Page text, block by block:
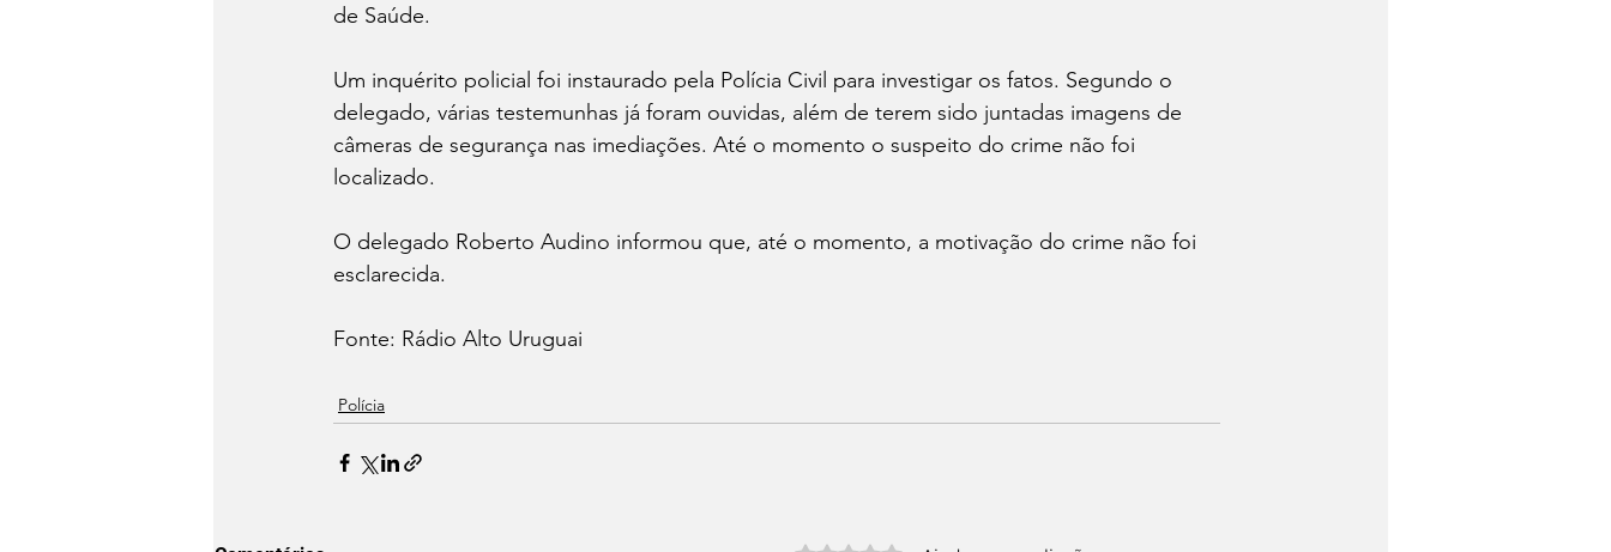
de Saúde.
Um inquérito policial foi instaurado pela Polícia Civil para investigar os fatos. Segundo o
delegado, várias testemunhas já foram ouvidas, além de terem sido juntadas imagens de
câmeras de segurança nas imediações. Até o momento o suspeito do crime não foi
localizado.
O delegado Roberto Audino informou que, até o momento, a motivação do crime não foi
esclarecida.
Fonte: Rádio Alto Uruguai
Polícia